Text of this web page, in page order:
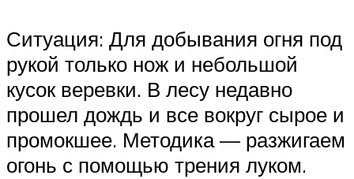
Ситуация: Для добывания огня под
рукой только нож и небольшой
кусок веревки. В лесу недавно
прошел дождь и все вокруг сырое и
промокшее. Методика — разжигаем
огонь с помощью трения луком.